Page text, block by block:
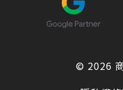
© 2026